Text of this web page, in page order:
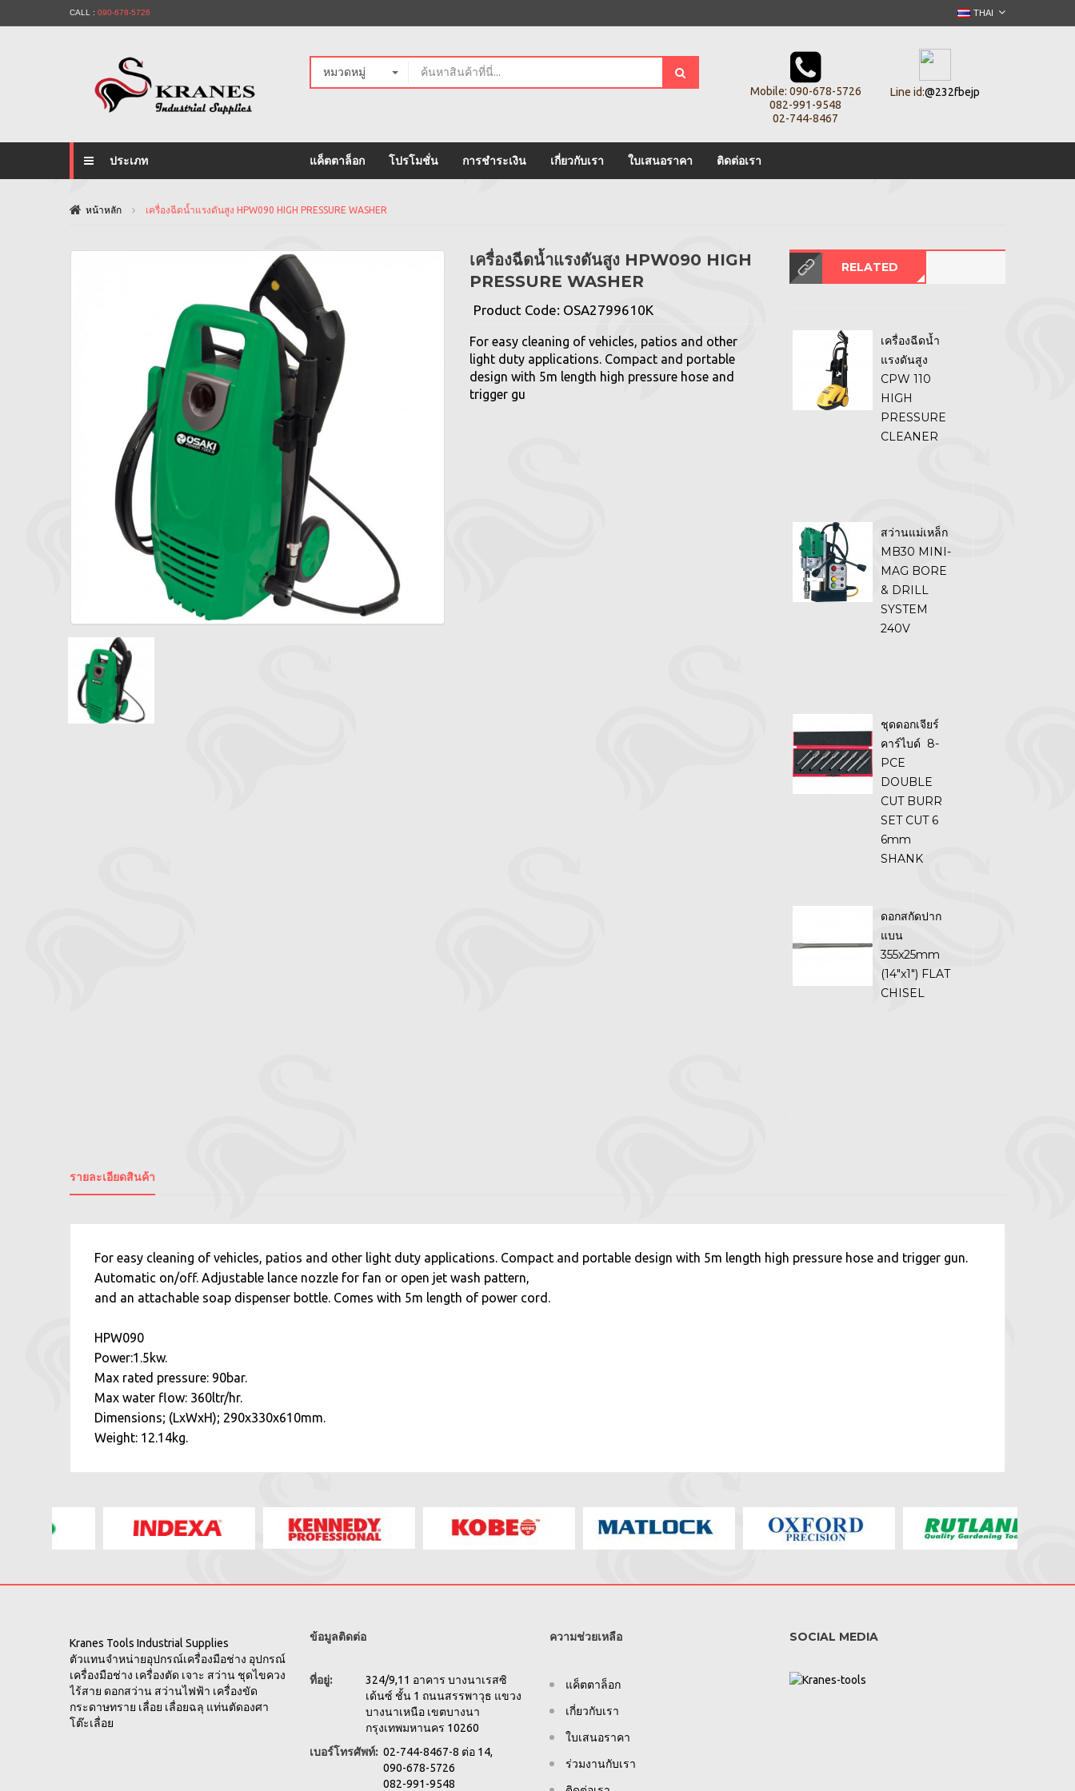
CALL : 090-678-5726 THAI
หมวดหมู่
Mobile: 090-678-5726
082-991-9548
02-744-8467
Line id:@232fbejp
ประเภท แค็ตตาล็อก โปรโมชั่น การชำระเงิน เกี่ยวกับเรา ใบเสนอราคา ติดต่อเรา
หน้าหลัก เครื่องฉีดน้ำแรงดันสูง HPW090 HIGH PRESSURE WASHER
เครื่องฉีดน้ำแรงดันสูง HPW090 HIGH
PRESSURE WASHER
Product Code: OSA2799610K
For easy cleaning of vehicles, patios and other
light duty applications. Compact and portable
design with 5m length high pressure hose and
trigger gu
RELATED
เครื่องฉีดน้ำ
แรงดันสูง
CPW 110
HIGH
PRESSURE
CLEANER
สว่านแม่เหล็ก
MB30 MINI-
MAG BORE
& DRILL
SYSTEM
240V
ชุดดอกเจียร์
คาร์ไบด์ 8-
PCE
DOUBLE
CUT BURR
SET CUT 6
6mm
SHANK
ดอกสกัดปาก
แบน
355x25mm
(14"x1") FLAT
CHISEL
รายละเอียดสินค้า
For easy cleaning of vehicles, patios and other light duty applications. Compact and portable design with 5m length high pressure hose and trigger gun.
Automatic on/off. Adjustable lance nozzle for fan or open jet wash pattern,
and an attachable soap dispenser bottle. Comes with 5m length of power cord.
HPW090
Power:1.5kw.
Max rated pressure: 90bar.
Max water flow: 360ltr/hr.
Dimensions; (LxWxH); 290x330x610mm.
Weight: 12.14kg.
Kranes Tools Industrial Supplies
ตัวแทนจำหน่ายอุปกรณ์เครื่องมือช่าง อุปกรณ์
เครื่องมือช่าง เครื่องตัด เจาะ สว่าน ชุดไขควง
ไร้สาย ดอกสว่าน สว่านไฟฟ้า เครื่องขัด
กระดาษทราย เลื่อย เลื่อยฉลุ แท่นตัดองศา
โต๊ะเลื่อย
ข้อมูลติดต่อ
ที่อยู่:
324/9,11 อาคาร บางนาเรสซิ
เด้นซ์ ชั้น 1 ถนนสรรพาวุธ แขวง
บางนาเหนือ เขตบางนา
กรุงเทพมหานคร 10260
เบอร์โทรศัพท์: 02-744-8467-8 ต่อ 14,
090-678-5726
082-991-9548
ความช่วยเหลือ
แค็ตตาล็อก
เกี่ยวกับเรา
ใบเสนอราคา
ร่วมงานกับเรา
SOCIAL MEDIA